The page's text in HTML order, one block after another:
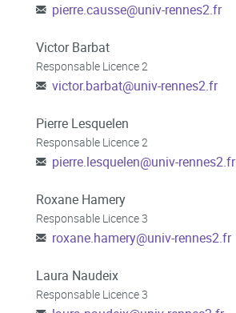
pierre.causse@univ-rennes2.fr
Victor Barbat
Responsable Licence 2
victor.barbat@univ-rennes2.fr
Pierre Lesquelen
Responsable Licence 2
pierre.lesquelen@univ-rennes2.fr
Roxane Hamery
Responsable Licence 3
roxane.hamery@univ-rennes2.fr
Laura Naudeix
Responsable Licence 3